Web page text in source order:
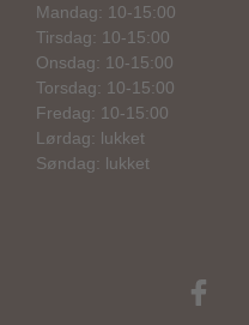
Mandag: 10-15:00
Tirsdag: 10-15:00
Onsdag: 10-15:00
Torsdag: 10-15:00
Fredag: 10-15:00
Lørdag: lukket
Søndag: lukket